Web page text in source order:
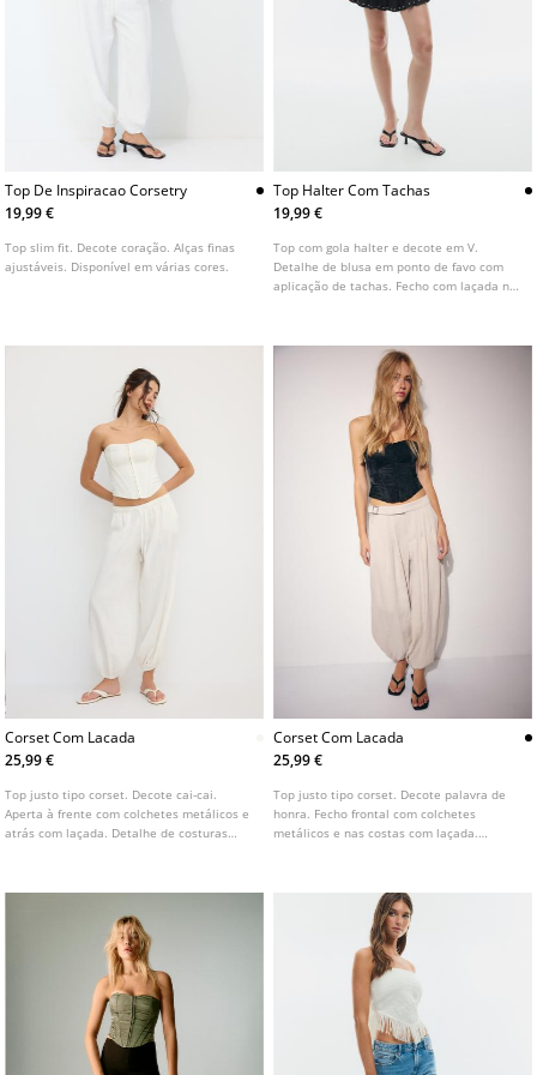
Top De Inspiracao Corsetry
19,99 €
Top slim fit. Decote coração. Alças finas
ajustáveis. Disponível em várias cores.
Top Halter Com Tachas
19,99 €
Top com gola halter e decote em V.
Detalhe de blusa em ponto de favo com
aplicação de tachas. Fecho com laçada no
Corset Com Lacada
25,99 €
Top justo tipo corset. Decote cai-cai.
Aperta à frente com colchetes metálicos e
atrás com laçada. Detalhe de costuras
Corset Com Lacada
25,99 €
Top justo tipo corset. Decote palavra de
honra. Fecho frontal com colchetes
metálicos e nas costas com laçada.